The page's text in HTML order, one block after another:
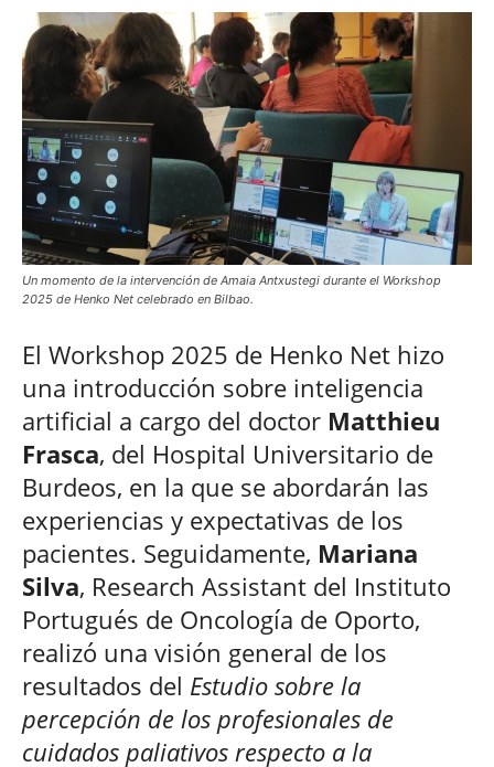
Un momento de la intervención de Amaia Antxustegi durante el Workshop
2025 de Henko Net celebrado en Bilbao.
El Workshop 2025 de Henko Net hizo
una introducción sobre inteligencia
artificial a cargo del doctor Matthieu
Frasca, del Hospital Universitario de
Burdeos, en la que se abordarán las
experiencias y expectativas de los
pacientes. Seguidamente, Mariana
Silva, Research Assistant del Instituto
Portugués de Oncología de Oporto,
realizó una visión general de los
resultados del Estudio sobre la
percepción de los profesionales de
cuidados paliativos respecto a la